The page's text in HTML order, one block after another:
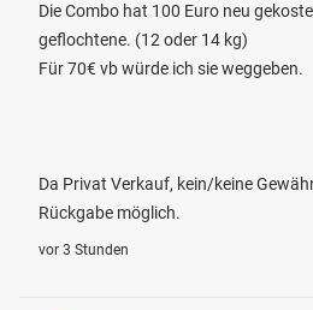
Die Combo hat 100 Euro neu
geflochtene. (12 oder 14 kg)
Für 70€ vb würde ich sie weggeben.
Da Privat Verkauf, kein/keine
Rückgabe möglich.
vor 3 Stunden